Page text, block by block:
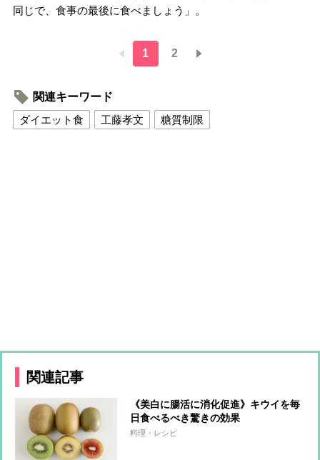
同じで、食事の最後に食べましょう」。
1 2
関連キーワード
ダイエット食
工藤孝文 糖質制限
関連記事
《美白に腸活に消化促進》キウイを毎
日食べるべき驚きの効果
料理・レシピ